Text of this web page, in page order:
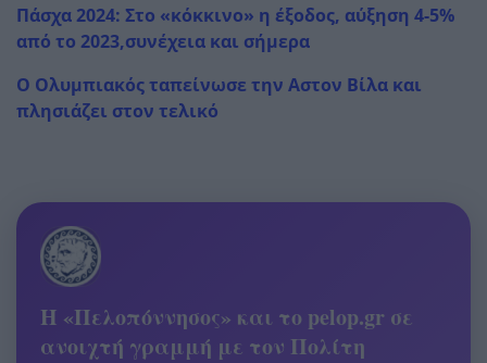
Πάσχα 2024: Στο «κόκκινο» η έξοδος, αύξηση 4-5%
από το 2023,συνέχεια και σήμερα
Ο Ολυμπιακός ταπείνωσε την Αστον Βίλα και
πλησιάζει στον τελικό
Η «Πελοπόννησος» και το pelop.gr σε
ανοιχτή γραμμή με τον Πολίτη